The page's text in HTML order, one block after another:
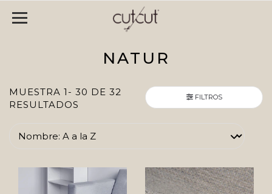
NATUR
MUESTRA 1- 30 DE 32
RESULTADOS
FILTROS